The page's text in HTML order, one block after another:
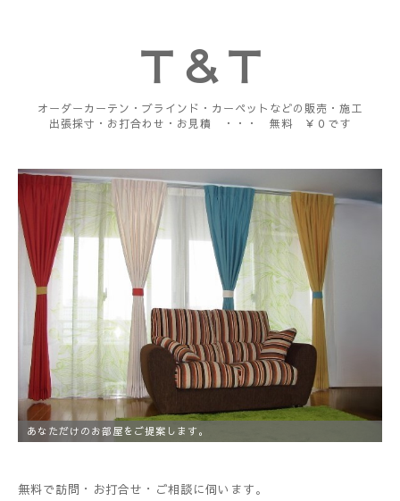
Ｔ＆Ｔ
オーダーカーテン・ブラインド・カーペットなどの販売・施工
出張採寸・お打合わせ・お見積 ・・・ 無料 ￥０です
あなただけのお部屋をご提案します。
この業界で20年！ 施工・修理もお任せ下さい！
無料で訪問・お打合せ・ご相談に伺います。